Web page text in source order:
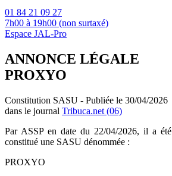
01 84 21 09 27
7h00 à 19h00 (non surtaxé)
Espace JAL-Pro
ANNONCE LÉGALE
PROXYO
Constitution SASU - Publiée le 30/04/2026
dans le journal Tribuca.net (06)
Par ASSP en date du 22/04/2026, il a été
constitué une SASU dénommée :
PROXYO